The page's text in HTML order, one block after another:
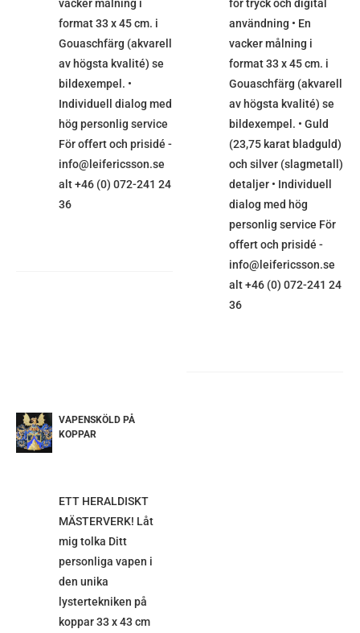
vacker målning i
format 33 x 45 cm. i
Gouaschfärg (akvarell
av högsta kvalité) se
bildexempel. •
Individuell dialog med
hög personlig service
För offert och prisidé -
info@leifericsson.se
alt +46 (0) 072-241 24
36
för tryck och digital
användning • En
vacker målning i
format 33 x 45 cm. i
Gouaschfärg (akvarell
av högsta kvalité) se
bildexempel. • Guld
(23,75 karat bladguld)
och silver (slagmetall)
detaljer • Individuell
dialog med hög
personlig service För
offert och prisidé -
info@leifericsson.se
alt +46 (0) 072-241 24
36
VAPENSKÖLD PÅ
KOPPAR
ETT HERALDISKT
MÄSTERVERK! Låt
mig tolka Ditt
personliga vapen i
den unika
lystertekniken på
koppar 33 x 43 cm